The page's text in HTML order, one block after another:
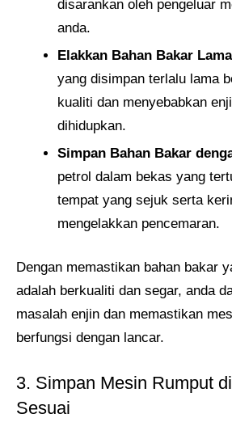
disarankan oleh pengeluar
anda.
Elakkan Bahan Bakar
yang disimpan terlalu lama
kualiti dan menyebabkan
dihidupkan.
Simpan Bahan Bakar
petrol dalam bekas yang
tempat yang sejuk serta
mengelakkan pencemaran.
Dengan memastikan bahan bakar
adalah berkualiti dan segar, anda
masalah enjin dan memastikan
berfungsi dengan lancar.
3. Simpan Mesin Rumput
Sesuai